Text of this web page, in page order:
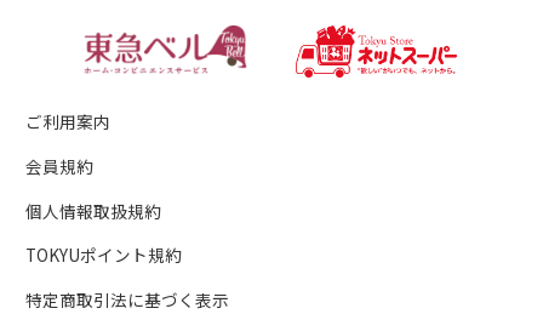
ご利用案内
会員規約
個人情報取扱規約
TOKYUポイント規約
特定商取引法に基づく表示